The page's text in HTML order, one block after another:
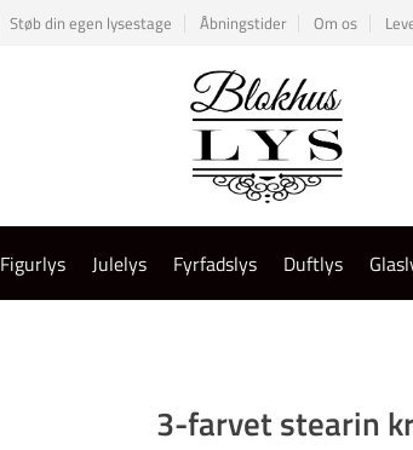
Støb din egen lysestage Åbningstider Om os
Figurlys Julelys Fyrfadslys Duftlys
3-farvet stearin